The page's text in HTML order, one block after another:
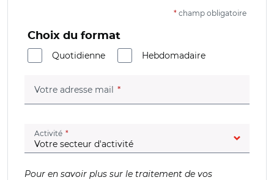
* champ obligatoire
Choix du format
Quotidienne
Hebdomadaire
Votre adresse mail (champ obligatoire)
Activité (champ obligatoire)
Pour en savoir plus sur le traitement de vos